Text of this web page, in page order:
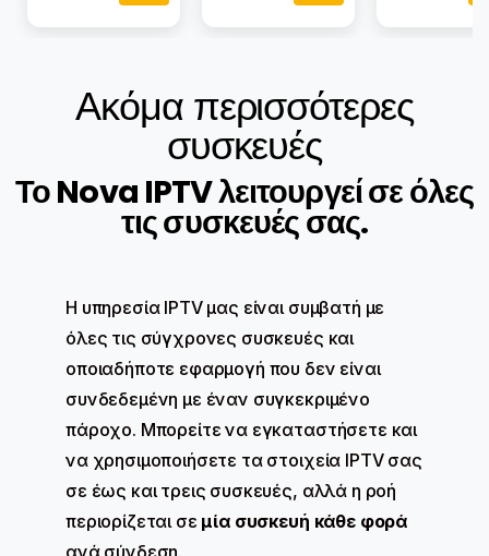
Ακόμα περισσότερες
συσκευές
Το Nova IPTV λειτουργεί σε όλες
τις συσκευές σας.
Η υπηρεσία IPTV μας είναι συμβατή με
όλες τις σύγχρονες συσκευές και
οποιαδήποτε εφαρμογή που δεν είναι
συνδεδεμένη με έναν συγκεκριμένο
πάροχο. Μπορείτε να εγκαταστήσετε και
να χρησιμοποιήσετε τα στοιχεία IPTV σας
σε έως και τρεις συσκευές, αλλά η ροή
περιορίζεται σε μία συσκευή κάθε φορά
ανά σύνδεση.